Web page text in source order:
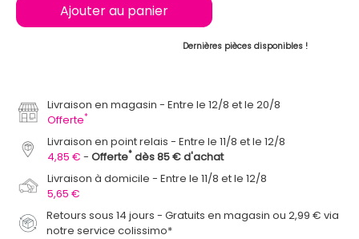
Ajouter au panier
Dernières pièces disponibles !
Livraison en magasin
Entre le 12/8 et le 20/8
Offerte*
Livraison en point relais
Entre le 11/8 et le 12/8
4,85 €
Offerte* dès 85 € d'achat
Livraison à domicile
Entre le 11/8 et le 12/8
5,65 €
Retours sous 14 jours - Gratuits en magasin ou 2,99 € via
notre service colissimo*